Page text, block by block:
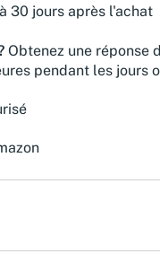
30 jours après l'achat
Obtenez une réponse
pendant les jours